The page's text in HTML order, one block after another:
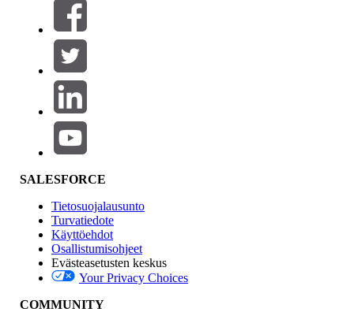
Suodattimet (0)
VALITSE SUODATTIMET
Tuotealue
Ominaisuuden vaikutus
Edition
SALESFORCE
Tietosuojalausunto
Turvatiedote
Käyttöehdot
Osallistumisohjeet
Evästeasetusten keskus
Your Privacy Choices
COMMUNITY